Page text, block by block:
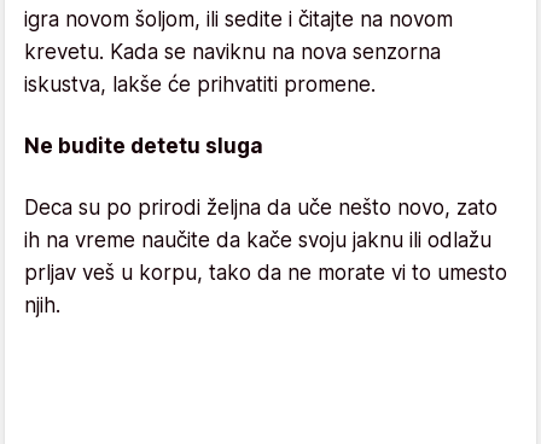
igra novom šoljom, ili sedite i čitajte na novom
krevetu. Kada se naviknu na nova senzorna
iskustva, lakše će prihvatiti promene.
Ne budite detetu sluga
Deca su po prirodi željna da uče nešto novo, zato
ih na vreme naučite da kače svoju jaknu ili odlažu
prljav veš u korpu, tako da ne morate vi to umesto
njih.